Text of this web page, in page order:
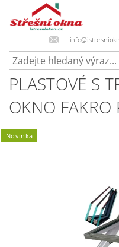
PLASTOVÉ S
OKNO FAKRO
Novinka